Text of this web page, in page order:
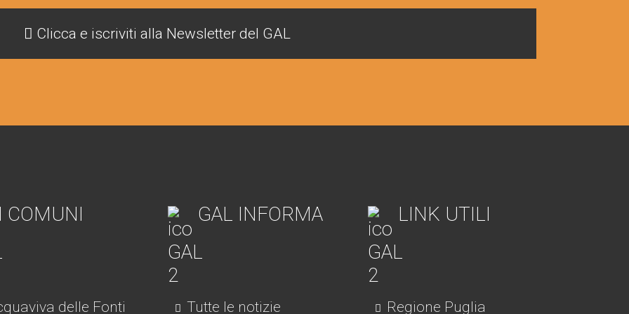
Clicca e iscriviti alla Newsletter del GAL
COMUNI
delle Fonti
GAL INFORMA
Tutte le notizie
LINK UTILI
Regione Puglia